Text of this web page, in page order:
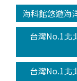
海科館悠遊海
台灣No.1北
台灣No.1北